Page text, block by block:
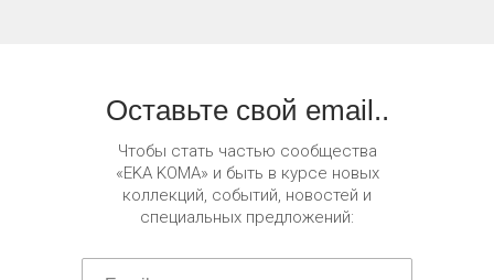
Чтобы стать частью сообщества
«EKA KOMA» и быть в курсе новых
коллекций, событий, новостей и
специальных предложений:
Оставьте свой email..